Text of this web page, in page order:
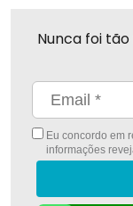
Nunca foi
Eu concordo em
informações